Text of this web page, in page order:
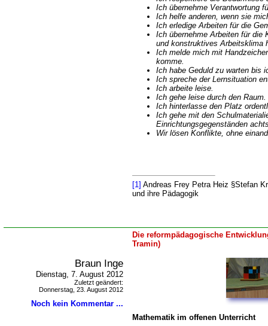
Ich übernehme Verantwortung
Ich helfe anderen, wenn sie
Ich erledige Arbeiten für die
Ich übernehme Arbeiten für die
und konstruktives Arbeitsklima
Ich melde mich mit
komme.
Ich habe Geduld zu warten bis
Ich spreche der Lernsituation
Ich arbeite leise.
Ich gehe leise durch den Raum.
Ich hinterlasse den Platz
Ich gehe mit den
Einrichtungsgegenständen
Wir lösen Konflikte, ohne
[1] Andreas Frey Petra Heiz §Stefan
und ihre Pädagogik
Die reformpädagogische
Tramin)
Braun Inge
Dienstag, 7. August 2012
Zuletzt geändert:
Donnerstag, 23. August 2012
Noch kein Kommentar ...
Mathematik im offenen Unterricht